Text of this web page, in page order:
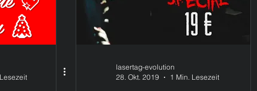
lasertag-evolution
28. Okt. 2019
1 Min. Lesezeit